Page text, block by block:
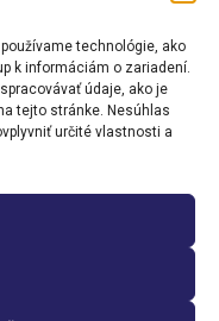
technológie, ako
k informáciám o zariadení.
údaje, ako je
tejto stránke. Nesúhlas
určité vlastnosti a
Centre